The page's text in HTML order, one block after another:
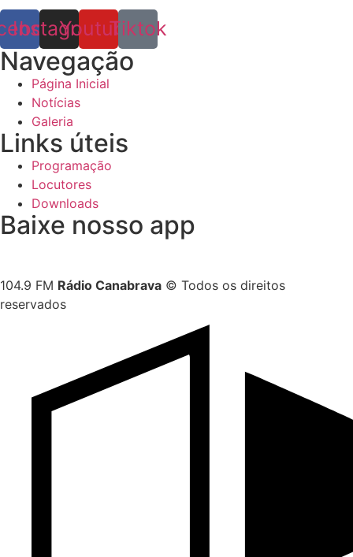
Instagram
YoutubeTiktok
Navegação
Página Inicial
Notícias
Galeria
Links úteis
Programação
Locutores
Downloads
Baixe nosso app
104.9 FM Rádio Canabrava © Todos os direitos
reservados